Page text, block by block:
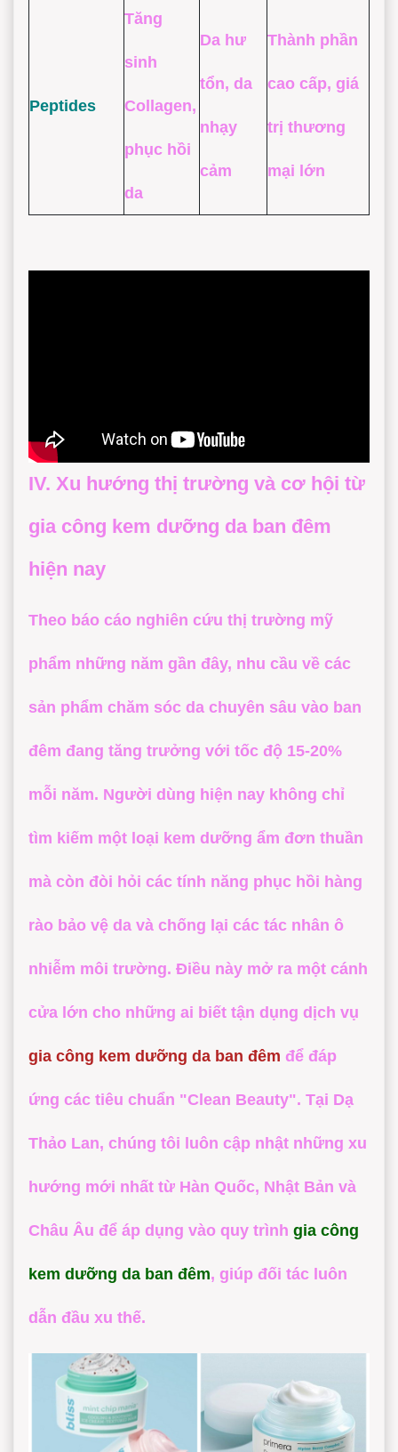
Peptides
Tăng
sinh
Collagen,
phục hồi
da
Da hư
tổn, da
nhạy
cảm
Thành phần
cao cấp, giá
trị thương
mại lớn
IV. Xu hướng thị trường và cơ hội từ
gia công kem dưỡng da ban đêm
hiện nay
Theo báo cáo nghiên cứu thị trường mỹ
phẩm những năm gần đây, nhu cầu về các
sản phẩm chăm sóc da chuyên sâu vào ban
đêm đang tăng trưởng với tốc độ 15-20%
mỗi năm. Người dùng hiện nay không chỉ
tìm kiếm một loại kem dưỡng ẩm đơn thuần
mà còn đòi hỏi các tính năng phục hồi hàng
rào bảo vệ da và chống lại các tác nhân ô
nhiễm môi trường. Điều này mở ra một cánh
cửa lớn cho những ai biết tận dụng dịch vụ
gia công kem dưỡng da ban đêm để đáp
ứng các tiêu chuẩn "Clean Beauty". Tại Dạ
Thảo Lan, chúng tôi luôn cập nhật những xu
hướng mới nhất từ Hàn Quốc, Nhật Bản và
Châu Âu để áp dụng vào quy trình gia công
kem dưỡng da ban đêm, giúp đối tác luôn
dẫn đầu xu thế.